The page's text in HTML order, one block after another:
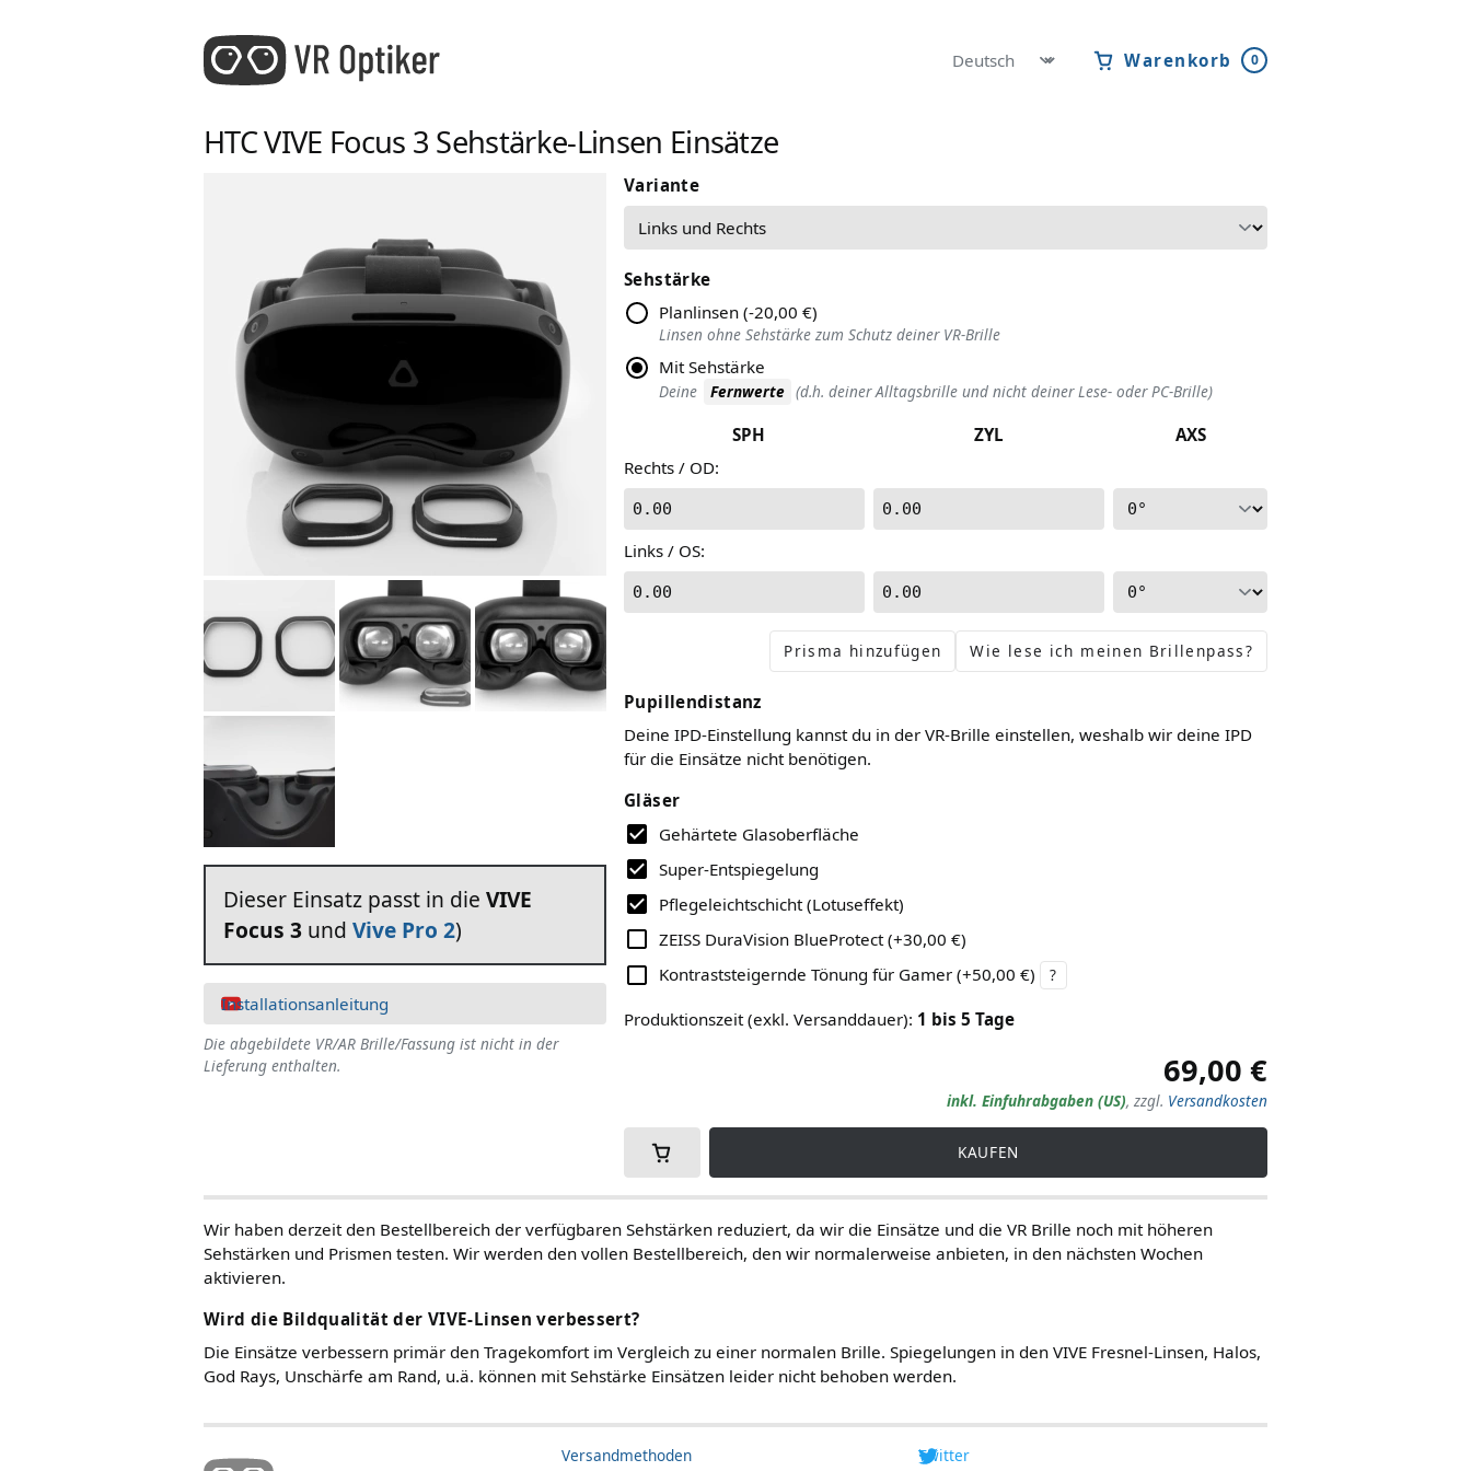
Warenkorb 0
HTC VIVE Focus 3 Sehstärke-Linsen Einsätze
Dieser Einsatz passt in die VIVE
Focus 3 und Vive Pro 2)
Installationsanleitung
Die abgebildete VR/AR Brille/Fassung ist nicht in der
Lieferung enthalten.
Variante
Sehstärke
Planlinsen (-20,00 €)
Linsen ohne Sehstärke zum Schutz deiner VR-Brille
Mit Sehstärke
Deine Fernwerte (d.h. deiner Alltagsbrille und nicht deiner Lese- oder PC-Brille)
SPH ZYL
AXS
Rechts / OD:
0.00 0.00
Links / OS:
0.00 0.00
Prisma hinzufügen Wie lese ich meinen Brillenpass?
Pupillendistanz
Deine IPD-Einstellung kannst du in der VR-Brille einstellen, weshalb wir deine IPD
für die Einsätze nicht benötigen.
Gläser
Gehärtete Glasoberfläche
Super-Entspiegelung
Pflegeleichtschicht (Lotuseffekt)
ZEISS DuraVision BlueProtect (+30,00 €)
Kontraststeigernde Tönung für Gamer (+50,00 €) ?
Produktionszeit (exkl. Versanddauer): 1 bis 5 Tage
69,00 €
inkl. Einfuhrabgaben (US), zzgl. Versandkosten
KAUFEN
Wir haben derzeit den Bestellbereich der verfügbaren Sehstärken reduziert, da wir die Einsätze und die VR Brille noch mit höheren
Sehstärken und Prismen testen. Wir werden den vollen Bestellbereich, den wir normalerweise anbieten, in den nächsten Wochen
aktivieren.
Wird die Bildqualität der VIVE-Linsen verbessert?
Die Einsätze verbessern primär den Tragekomfort im Vergleich zu einer normalen Brille. Spiegelungen in den VIVE Fresnel-Linsen, Halos,
God Rays, Unschärfe am Rand, u.ä. können mit Sehstärke Einsätzen leider nicht behoben werden.
Versandmethoden Twitter